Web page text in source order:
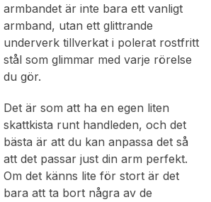
armbandet är inte bara ett vanligt
armband, utan ett glittrande
underverk tillverkat i polerat rostfritt
stål som glimmar med varje rörelse
du gör.
Det är som att ha en egen liten
skattkista runt handleden, och det
bästa är att du kan anpassa det så
att det passar just din arm perfekt.
Om det känns lite för stort är det
bara att ta bort några av de